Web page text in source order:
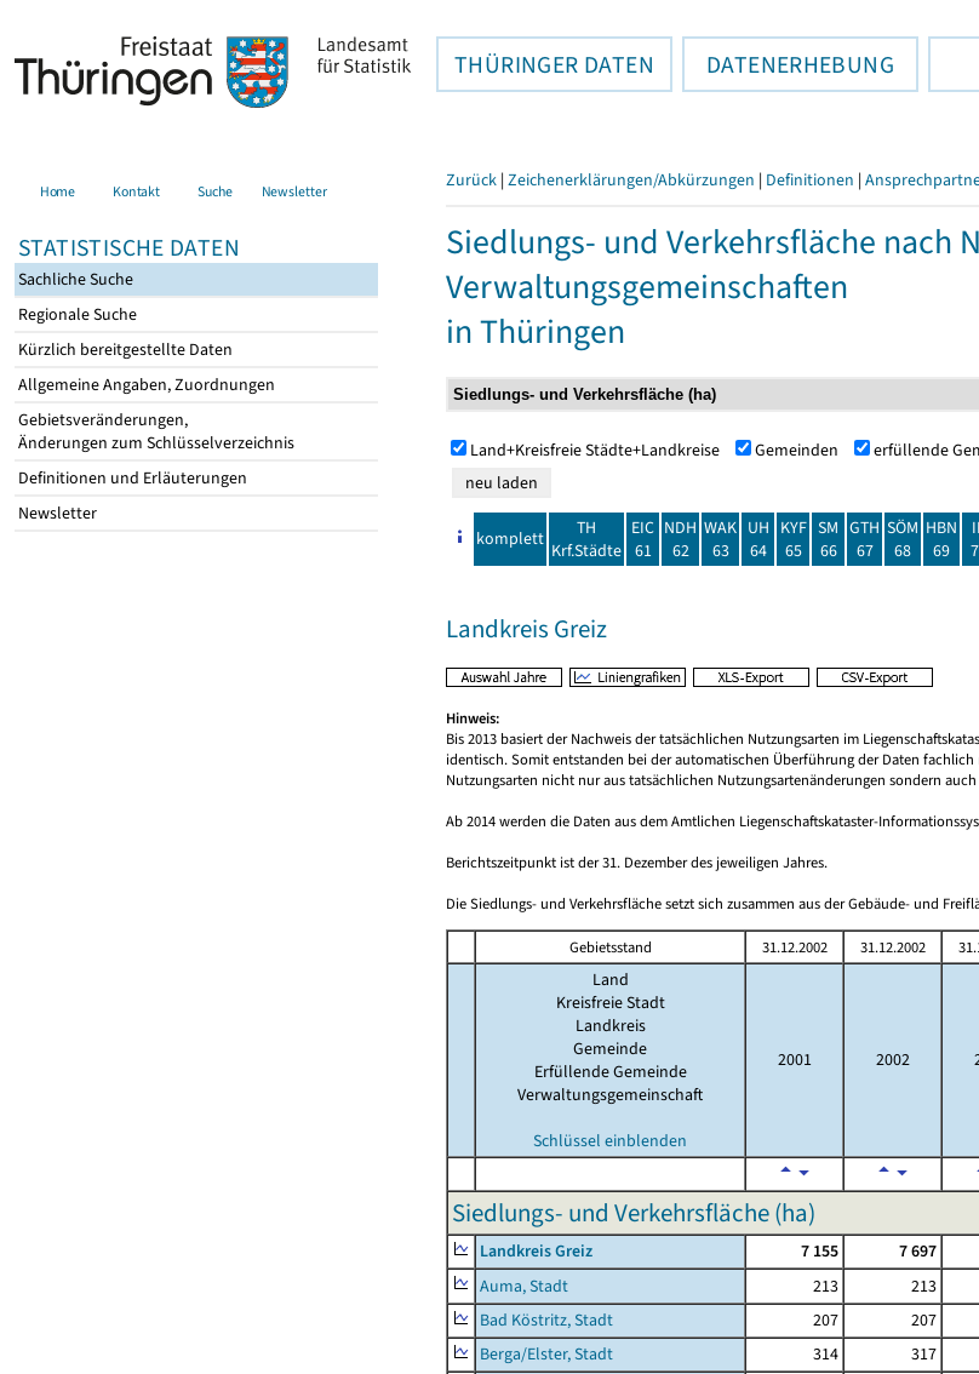
THÜRINGER DATEN DATENERHEBUNG
Home Kontakt Suche Newsletter
STATISTISCHE DATEN
Sachliche Suche
Regionale Suche
Kürzlich bereitgestellte Daten
Allgemeine Angaben, Zuordnungen
Gebietsveränderungen,
Änderungen zum Schlüsselverzeichnis
Definitionen und Erläuterungen
Newsletter
Zurück | Zeichenerklärungen/Abkürzungen | Definitionen |
Siedlungs- und Verkehrsfläche nach
Verwaltungsgemeinschaften
in Thüringen
Land+Kreisfreie Städte+Landkreise Gemeinden erfüllende
komplett
TH
Krf.Städte
EIC
61
NDH
62
WAK
63
UH
64
KYF
65
SM
66
GTH
67
SÖM
68
HBN
69
Landkreis Greiz
Hinweis:
Bis 2013 basiert der Nachweis der tatsächlichen Nutzungsarten im
identisch. Somit entstanden bei der automatischen Überführung der Daten
Nutzungsarten nicht nur aus tatsächlichen Nutzungsartenänderungen sondern
Ab 2014 werden die Daten aus dem Amtlichen Liegenschaftskataster-
Berichtszeitpunkt ist der 31. Dezember des jeweiligen Jahres.
Die Siedlungs- und Verkehrsfläche setzt sich zusammen aus der Gebäude- und
Gebietsstand 31.12.2002 31.12.2002
Land
Kreisfreie Stadt
Landkreis
Gemeinde
Erfüllende Gemeinde
Verwaltungsgemeinschaft
Schlüssel einblenden
2001 2002
Siedlungs- und Verkehrsfläche (ha)
Landkreis Greiz 7 155 7 697
Auma, Stadt
213 213
Bad Köstritz, Stadt
207 207
Berga/Elster, Stadt
314 317